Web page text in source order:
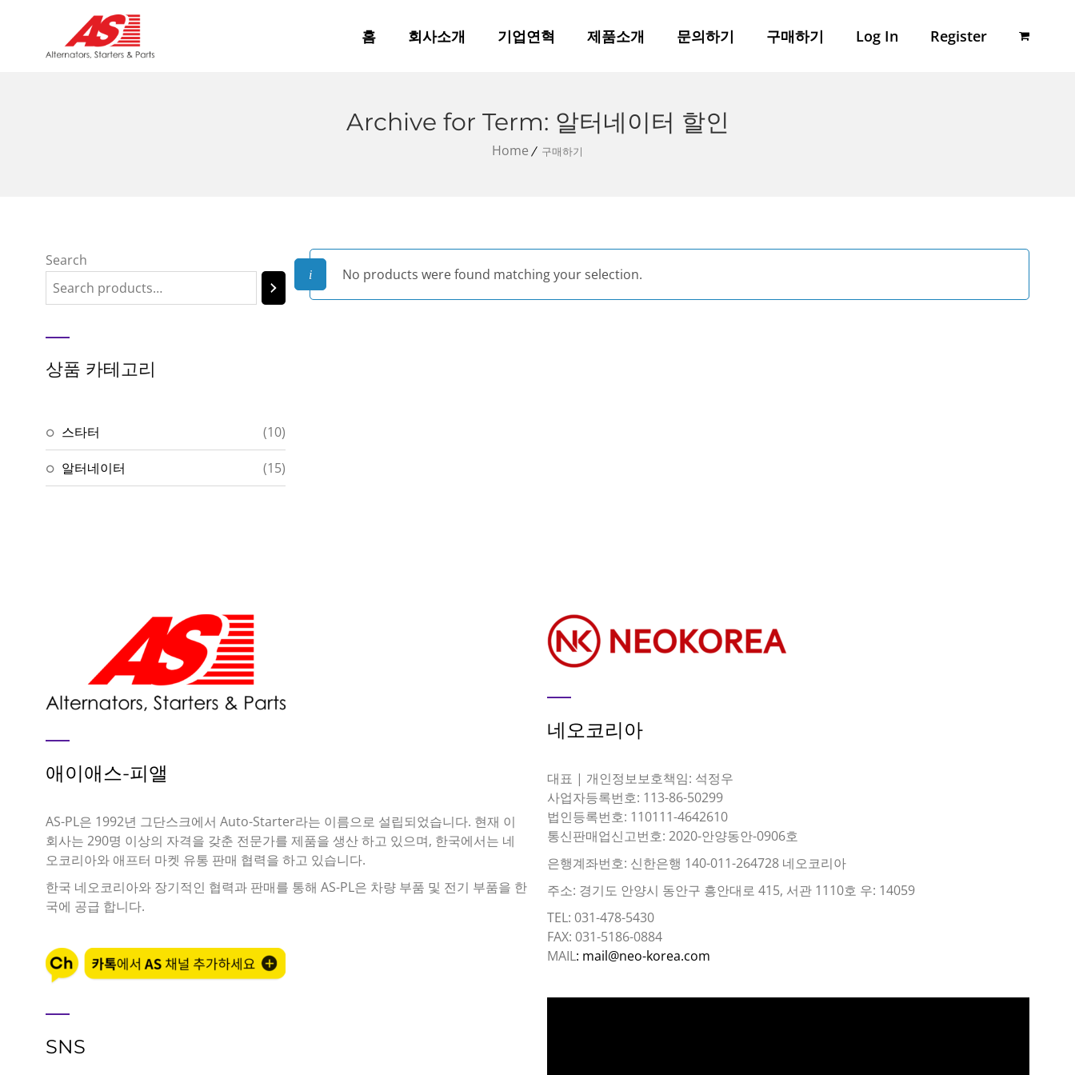
홈 회사소개 기업연혁 제품소개 문의하기 구매하기 Log In Register
Archive for Term: 알터네이터 할인
Home 구매하기
Search
상품 카테고리
스타터 (10)
알터네이터 (15)
No products were found matching your selection.
애이애스-피앨
AS-PL은 1992년 그단스크에서 Auto-Starter라는 이름으로 설립되었습니다. 현재 이
회사는 290명 이상의 자격을 갖춘 전문가를 제품을 생산 하고 있으며, 한국에서는 네
오코리아와 애프터 마켓 유통 판매 협력을 하고 있습니다.
한국 네오코리아와 장기적인 협력과 판매를 통해 AS-PL은 차량 부품 및 전기 부품을 한
국에 공급 합니다.
SNS
네오코리아
대표 | 개인정보보호책임: 석정우
사업자등록번호: 113-86-50299
법인등록번호: 110111-4642610
통신판매업신고번호: 2020-안양동안-0906호
은행계좌번호: 신한은행 140-011-264728 네오코리아
주소: 경기도 안양시 동안구 흥안대로 415, 서관 1110호 우: 14059
TEL: 031-478-5430
FAX: 031-5186-0884
MAIL: mail@neo-korea.com